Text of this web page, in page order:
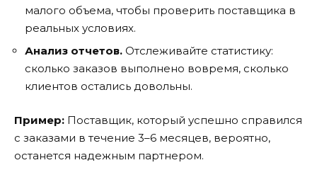
малого объема, чтобы проверить поставщика в
реальных условиях.
Анализ отчетов. Отслеживайте статистику:
сколько заказов выполнено вовремя, сколько
клиентов остались довольны.
Пример: Поставщик, который успешно справился
с заказами в течение 3–6 месяцев, вероятно,
останется надежным партнером.